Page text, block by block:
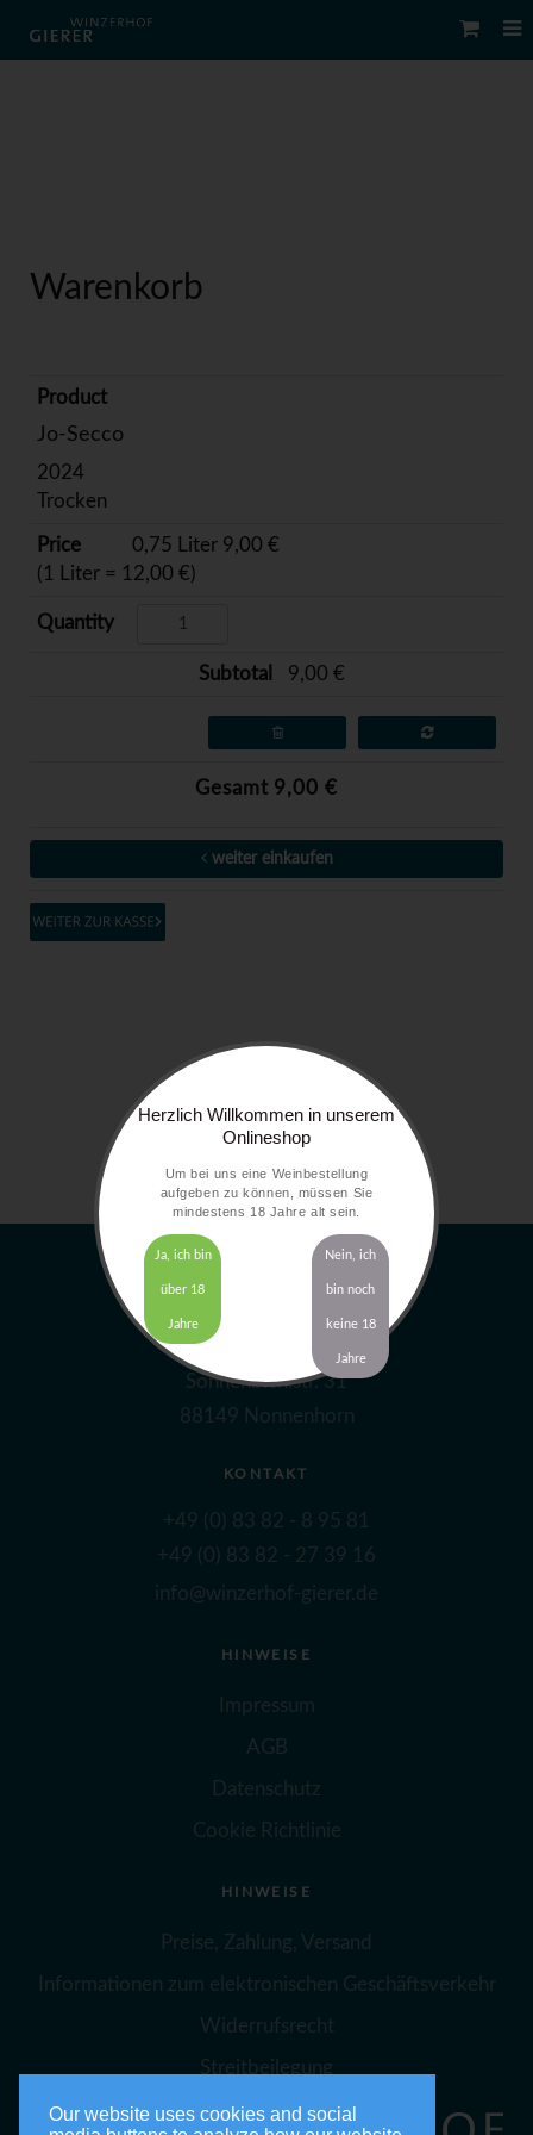
Warenkorb
Jo-Secco
2024
Trocken
0,75 Liter 9,00 €
(1 Liter = 12,00 €)
9,00 €
Gesamt 9,00 €
weiter einkaufen
Winzerhof Gierer GbR
Sonnenbichlstr. 31
88149 Nonnenhorn
KONTAKT
+49 (0) 83 82 - 8 95 81
+49 (0) 83 82 - 27 39 16
info@winzerhof-gierer.de
HINWEISE
Impressum
AGB
Datenschutz
Cookie Richtlinie
HINWEISE
Preise, Zahlung, Versand
Informationen zum elektronischen Geschäftsverkehr
Widerrufsrecht
Streitbeilegung
Herzlich Willkommen in unserem
Onlineshop
Um bei uns eine Weinbestellung
aufgeben zu können, müssen Sie
mindestens 18 Jahre alt sein.
Ja, ich bin
über 18
Jahre
Nein, ich
bin noch
keine 18
Jahre
Our website uses cookies and social